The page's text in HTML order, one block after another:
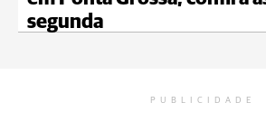
segunda
PUBLICIDADE